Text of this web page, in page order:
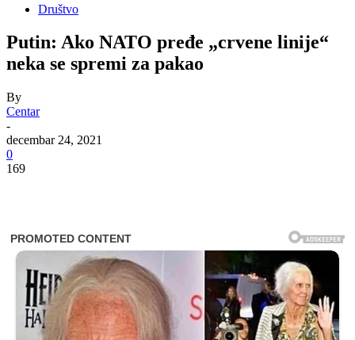
Društvo
Putin: Ako NATO pređe „crvene linije“
neka se spremi za pakao
By
Centar
-
decembar 24, 2021
0
169